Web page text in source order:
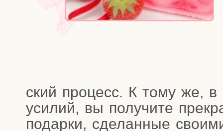
ский про­цесс. К тому же, в
уси­лий, вы полу­чи­те
подар­ки, сде­лан­ные